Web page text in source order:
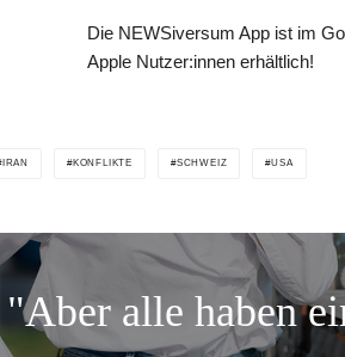
Die NEWSiversum App ist im
Apple Nutzer:innen erhältlich!
IRAN KONFLIKTE SCHWEIZ USA
"Aber alle haben